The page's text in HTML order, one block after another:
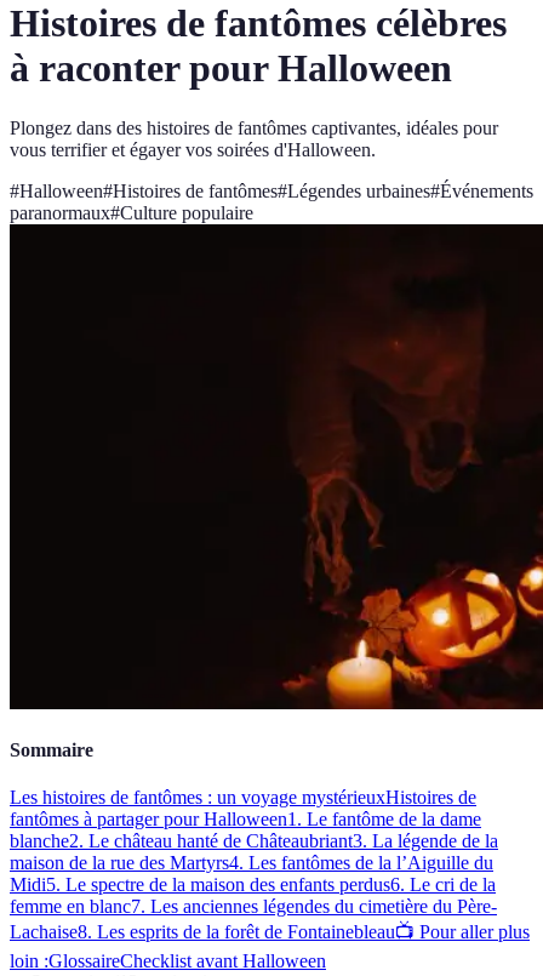
Histoires de fantômes célèbres
à raconter pour Halloween
Plongez dans des histoires de fantômes captivantes, idéales pour
vous terrifier et égayer vos soirées d'Halloween.
#Halloween#Histoires de fantômes#Légendes urbaines#Événements
paranormaux#Culture populaire
Sommaire
Les histoires de fantômes : un voyage mystérieuxHistoires de
fantômes à partager pour Halloween1. Le fantôme de la dame
blanche2. Le château hanté de Châteaubriant3. La légende de la
maison de la rue des Martyrs4. Les fantômes de la l’Aiguille du
Midi5. Le spectre de la maison des enfants perdus6. Le cri de la
femme en blanc7. Les anciennes légendes du cimetière du Père-
Lachaise8. Les esprits de la forêt de Fontainebleau📺 Pour aller plus
loin :GlossaireChecklist avant Halloween